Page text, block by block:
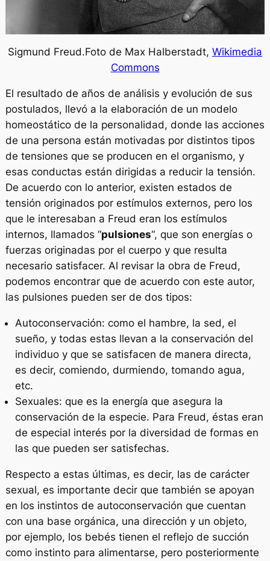
Sigmund Freud.Foto de Max Halberstadt, Wikimedia
Commons
El resultado de años de análisis y evolución de sus
postulados, llevó a la elaboración de un modelo
homeostático de la personalidad, donde las acciones
de una persona están motivadas por distintos tipos
de tensiones que se producen en el organismo, y
esas conductas están dirigidas a reducir la tensión.
De acuerdo con lo anterior, existen estados de
tensión originados por estímulos externos, pero los
que le interesaban a Freud eran los estímulos
internos, llamados “pulsiones“, que son energías o
fuerzas originadas por el cuerpo y que resulta
necesario satisfacer. Al revisar la obra de Freud,
podemos encontrar que de acuerdo con este autor,
las pulsiones pueden ser de dos tipos:
Autoconservación: como el hambre, la sed, el
sueño, y todas estas llevan a la conservación del
individuo y que se satisfacen de manera directa,
es decir, comiendo, durmiendo, tomando agua,
etc.
Sexuales: que es la energía que asegura la
conservación de la especie. Para Freud, éstas eran
de especial interés por la diversidad de formas en
las que pueden ser satisfechas.
Respecto a estas últimas, es decir, las de carácter
sexual, es importante decir que también se apoyan
en los instintos de autoconservación que cuentan
con una base orgánica, una dirección y un objeto,
por ejemplo, los bebés tienen el reflejo de succión
como instinto para alimentarse, pero posteriormente